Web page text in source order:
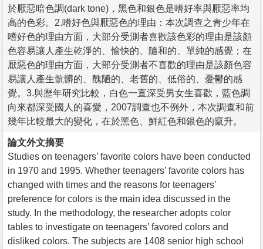
於厭惡暗色調(dark tone)，黑色和銀色是嗜好率與厭惡率均
高的色彩。2.嗜好色與厭惡色的理由：本次調查之青少年在
嗜好色的理由方面，大部分受測者喜歡該色彩的理由是該顏
色容易讓人產生乾淨的、愉快的、隨和的、單純的感覺；在
厭惡色的理由方面，大部分受測者不喜歡的理由是該顏色容
易讓人產生骯髒的、醜陋的、老舊的、低俗的、憂鬱的感
覺。3.與歷年研究比較，白色一直深受男女生喜歡，藍色調
向來都深受國人的喜愛，2007調查也不例外，本次調查和前
幾年比較最大的變化，在於黑色、鮮紅色和銀色的竄升。
論文外文摘要
Studies on teenagers’ favorite colors have been conducted
in 1970 and 1995. Whether teenagers’ favorite colors has
changed with times and the reasons for teenagers’
preference for colors is the main idea discussed in the
study. In the methodology, the researcher adopts color
tables to investigate on teenagers’ favored colors and
disliked colors. The subjects are 1408 senior high school